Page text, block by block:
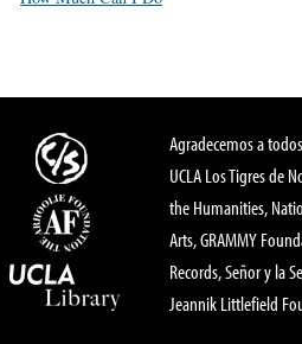
Agradecemos a
UCLA Los Tigres de
the Humanities,
Arts, GRAMMY
Records, Señor y la
Jeannik Littlefield